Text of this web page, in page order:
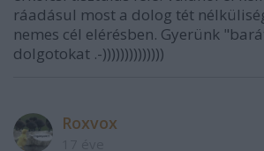
ráadásul most a dolog tét
nemes cél elérésben. Gyerünk
dolgotokat .-))))))))))))))
Roxvox